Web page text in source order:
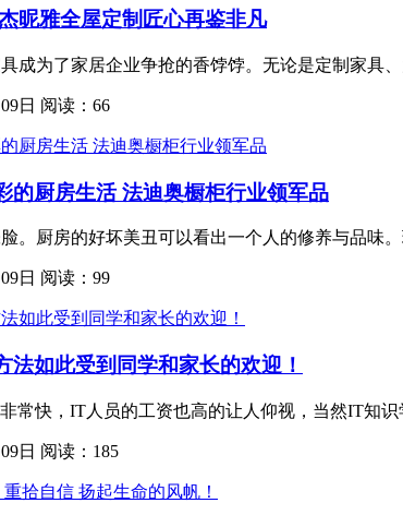
昵雅全屋定制匠心再鉴非凡
成为了家居企业争抢的香饽饽。无论是定制家具
日 阅读：66
的厨房生活 法迪奥橱柜行业领军品
。厨房的好坏美丑可以看出一个人的修养与品味
日 阅读：99
法如此受到同学和家长的欢迎！
常快，IT人员的工资也高的让人仰视，当然IT知
日 阅读：185